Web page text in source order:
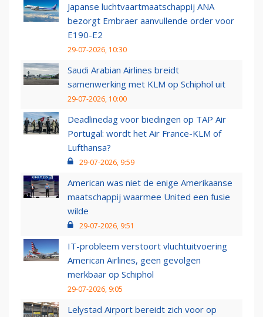
Japanse luchtvaartmaatschappij ANA
bezorgt Embraer aanvullende order voor
E190-E2
29-07-2026, 10:30
Saudi Arabian Airlines breidt
samenwerking met KLM op Schiphol uit
29-07-2026, 10:00
Deadlinedag voor biedingen op TAP Air
Portugal: wordt het Air France-KLM of
Lufthansa?
29-07-2026, 9:59
American was niet de enige Amerikaanse
maatschappij waarmee United een fusie
wilde
29-07-2026, 9:51
IT-probleem verstoort vluchtuitvoering
American Airlines, geen gevolgen
merkbaar op Schiphol
29-07-2026, 9:05
Lelystad Airport bereidt zich voor op